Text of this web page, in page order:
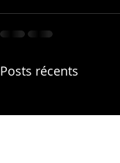
Posts récents